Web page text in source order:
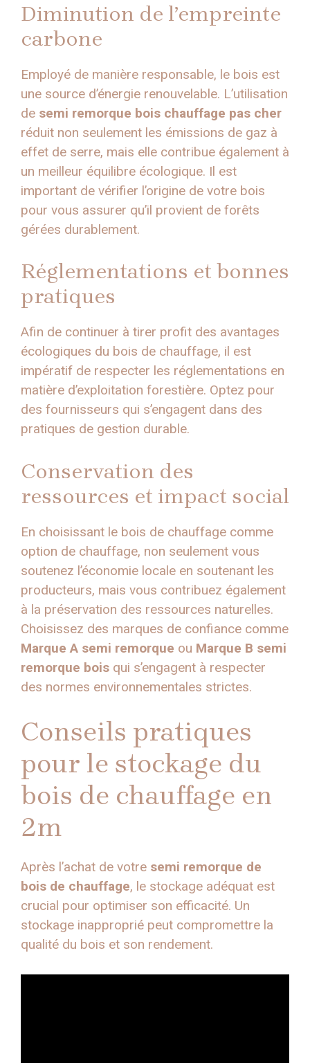
Diminution de l’empreinte
carbone
Employé de manière responsable, le bois est
une source d’énergie renouvelable. L’utilisation
de semi remorque bois chauffage pas cher
réduit non seulement les émissions de gaz à
effet de serre, mais elle contribue également à
un meilleur équilibre écologique. Il est
important de vérifier l’origine de votre bois
pour vous assurer qu’il provient de forêts
gérées durablement.
Réglementations et bonnes
pratiques
Afin de continuer à tirer profit des avantages
écologiques du bois de chauffage, il est
impératif de respecter les réglementations en
matière d’exploitation forestière. Optez pour
des fournisseurs qui s’engagent dans des
pratiques de gestion durable.
Conservation des
ressources et impact social
En choisissant le bois de chauffage comme
option de chauffage, non seulement vous
soutenez l’économie locale en soutenant les
producteurs, mais vous contribuez également
à la préservation des ressources naturelles.
Choisissez des marques de confiance comme
Marque A semi remorque ou Marque B semi
remorque bois qui s’engagent à respecter
des normes environnementales strictes.
Conseils pratiques
pour le stockage du
bois de chauffage en
2m
Après l’achat de votre semi remorque de
bois de chauffage, le stockage adéquat est
crucial pour optimiser son efficacité. Un
stockage inapproprié peut compromettre la
qualité du bois et son rendement.